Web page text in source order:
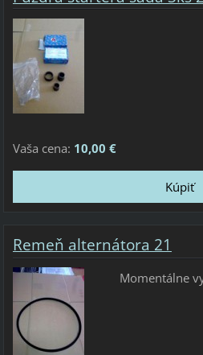
Vaša cena: 10,00 €
Remeň alternátora 21
Momentálne